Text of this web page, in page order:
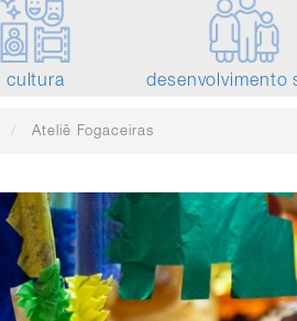
cultura desenvolvimento
Ateliê Fogaceiras